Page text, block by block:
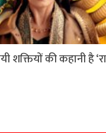
शक्तियों की कहानी है